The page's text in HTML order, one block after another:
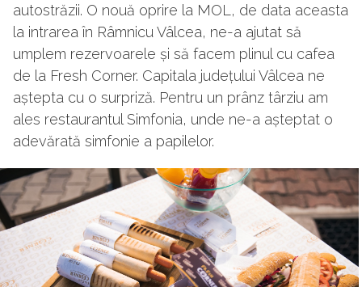
autostrăzii. O nouă oprire la MOL, de data aceasta
la intrarea în Râmnicu Vâlcea, ne-a ajutat să
umplem rezervoarele și să facem plinul cu cafea
de la Fresh Corner. Capitala județului Vâlcea ne
aștepta cu o surpriză. Pentru un prânz târziu am
ales restaurantul Simfonia, unde ne-a așteptat o
adevărată simfonie a papilelor.